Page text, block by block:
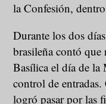
la Confesión,
Durante los dos
brasileña contó que
Basílica el día de la
control de
logró pasar por las